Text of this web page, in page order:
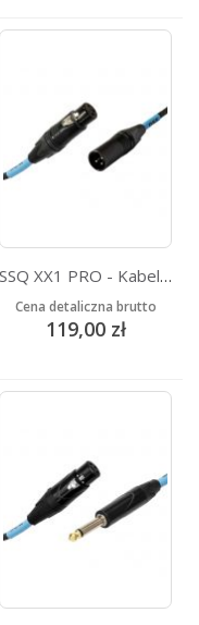
SSQ XX1 PRO - Kabel XLR-XLR 1 metrowy - NEUTRIK
Cena detaliczna brutto
119,00 zł